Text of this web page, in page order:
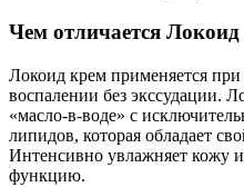
Чем отличается
Локоид крем применяется
воспалении без экссудации.
«масло-в-воде» с
липидов, которая обладает
Интенсивно увлажняет кожу
функцию.